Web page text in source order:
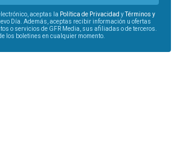
aceptas la Política de Privacidad yTérminos y
Día. Además, aceptas recibir información u ofertas
o servicios de GFR Media, sus afiliadas o de terceros.
los boletines en cualquier momento.